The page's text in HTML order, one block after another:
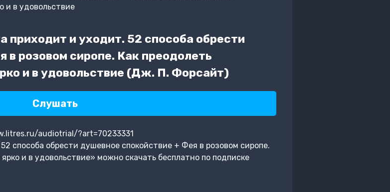
и в удовольствие
приходит и уходит. 52 способа обрести
в розовом сиропе. Как преодолеть
и в удовольствие (Дж. П. Форсайт)
Слушать
audiotrial/?art=70233331
способа обрести душевное спокойствие + Фея в розовом сиропе.
и в удовольствие» можно скачать бесплатно по подписке